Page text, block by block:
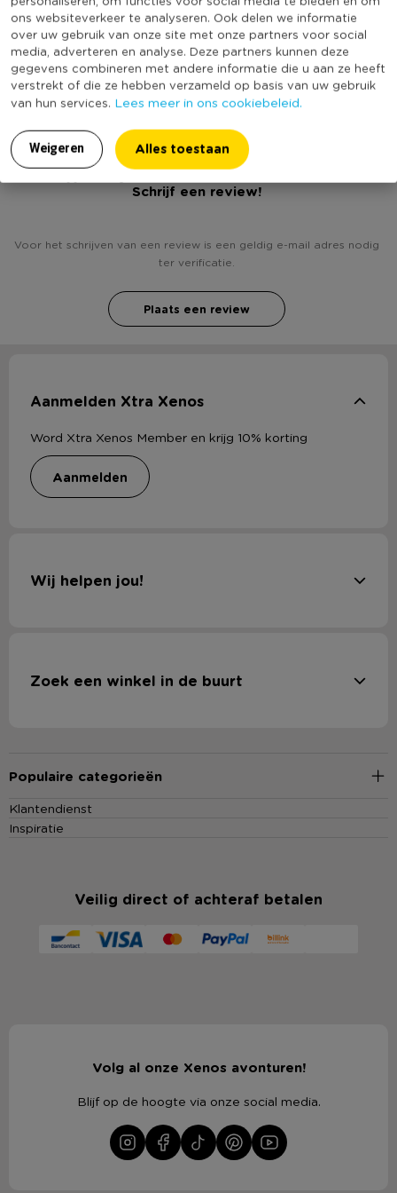
ons websiteverkeer te analyseren. Ook delen we informatie
over uw gebruik van onze site met onze partners voor social
media, adverteren en analyse. Deze partners kunnen deze
gegevens combineren met andere informatie die u aan ze heeft
verstrekt of die ze hebben verzameld op basis van uw gebruik
van hun services. Lees meer in ons cookiebeleid.
Weigeren Alles toestaan
* Honeycomb ruit met tassel
* Kleur: wit/goud
* Set van 2 stuks
Online Only
Nee
Materiaal
Papier
Kleur
Wit
Duurzaamheidsscore
Heb jij Honeycomb ruit met tassel - set van 2?
Schrijf een review!
Voor het schrijven van een review is een geldig e-mail adres nodig
ter verificatie.
Plaats een review
Aanmelden Xtra Xenos
Word Xtra Xenos Member en krijg 10% korting
aanmelden
Wij helpen jou!
Zoek een winkel in de buurt
Populaire categorieën
Klantendienst
Inspiratie
Veilig direct of achteraf betalen
Volg al onze Xenos avonturen!
Blijf op de hoogte via onze social media.